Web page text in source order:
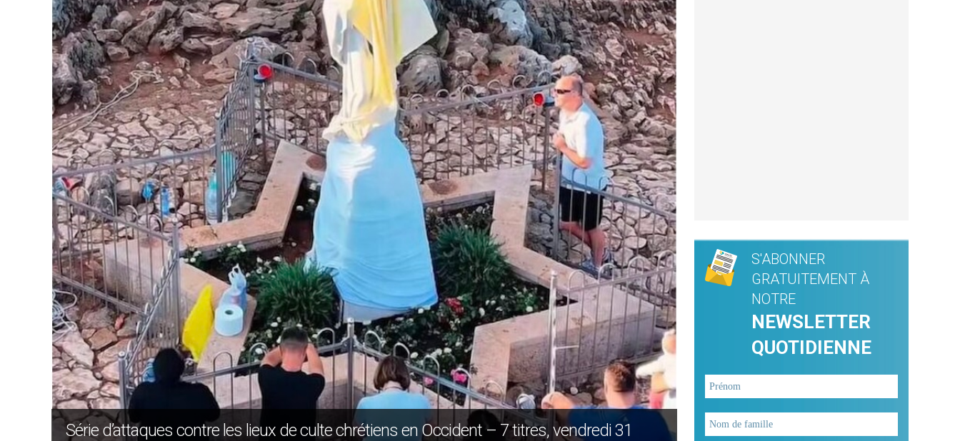
Série d’attaques contre les lieux de culte chrétiens en Occident – 7 titres, vendredi 31
S'ABONNER
GRATUITEMENT À
NOTRE
NEWSLETTER
QUOTIDIENNE